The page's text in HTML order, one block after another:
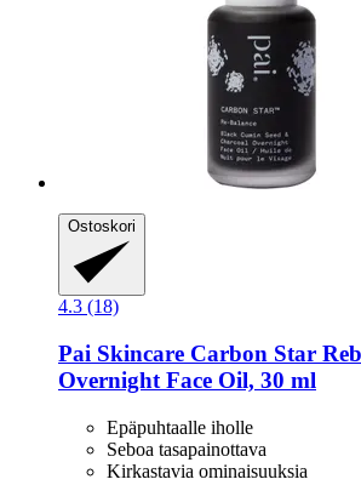
Ostoskori
4.3 (18)
Pai Skincare Carbon Star
Overnight Face Oil, 30 ml
Epäpuhtaalle iholle
Seboa tasapainottava
Kirkastavia ominaisuuksia